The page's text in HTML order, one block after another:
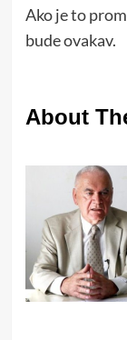
Ako je to
bude ovakav.
About